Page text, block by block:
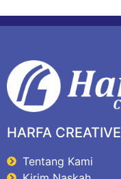
HARFA CREATIVE
Tentang Kami